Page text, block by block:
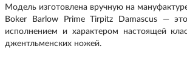
Модель изготовлена вручную на
Boker Barlow Prime Tirpitz Damascus —
исполнением и характером настоящей
джентльменских ножей.